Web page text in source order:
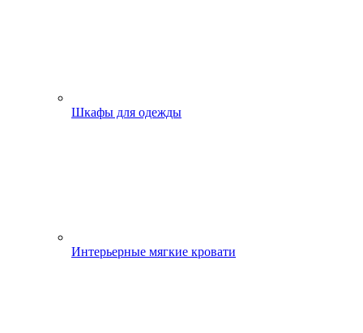
Шкафы для одежды
Интерьерные мягкие кровати